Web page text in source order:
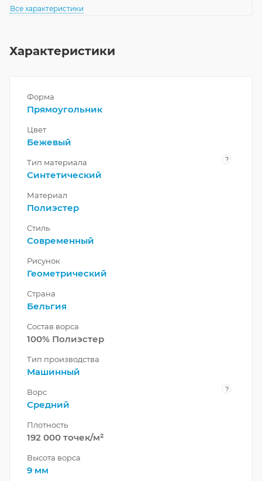
Все характеристики
Характеристики
Форма
Прямоугольник
Цвет
Бежевый
Тип материала ?
Синтетический
Материал
Полиэстер
Стиль
Современный
Рисунок
Геометрический
Страна
Бельгия
Состав ворса
100% Полиэстер
Тип производства
Машинный
Ворс ?
Средний
Плотность
192 000 точек/м²
Высота ворса
9 мм